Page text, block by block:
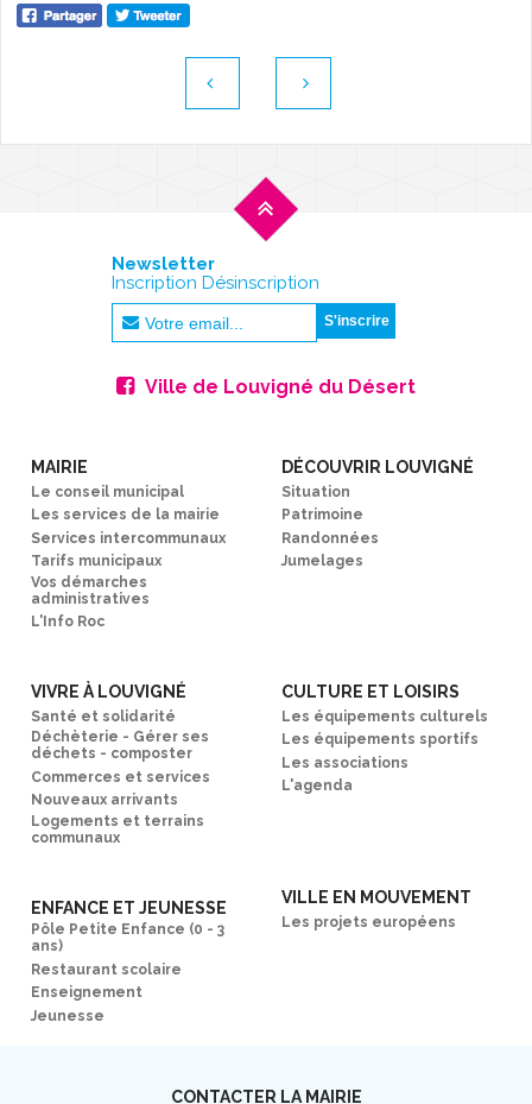
Newsletter
Inscription Désinscription
Ville de Louvigné du Désert
MAIRIE
Le conseil municipal
Les services de la mairie
Services intercommunaux
Tarifs municipaux
Vos démarches
administratives
L'Info Roc
DÉCOUVRIR LOUVIGNÉ
Situation
Patrimoine
Randonnées
Jumelages
VIVRE À LOUVIGNÉ
Santé et solidarité
Déchèterie - Gérer ses
déchets - composter
Commerces et services
Nouveaux arrivants
Logements et terrains
communaux
CULTURE ET LOISIRS
Les équipements culturels
Les équipements sportifs
Les associations
L'agenda
ENFANCE ET JEUNESSE
Pôle Petite Enfance (0 - 3
ans)
Restaurant scolaire
Enseignement
Jeunesse
VILLE EN MOUVEMENT
Les projets européens
CONTACTER LA MAIRIE